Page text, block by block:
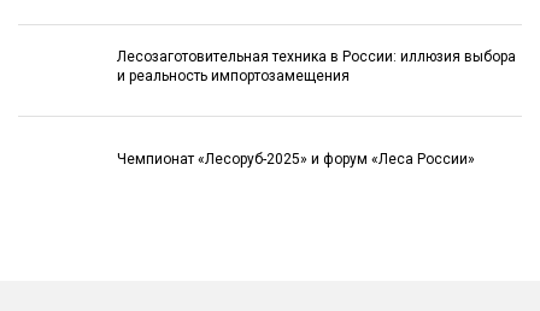
Лесозаготовительная техника в России: иллюзия выбора
и реальность импортозамещения
Чемпионат «Лесоруб-2025» и форум «Леса России»